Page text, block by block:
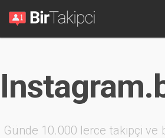
Günde 10.000 lerce takipçi ve